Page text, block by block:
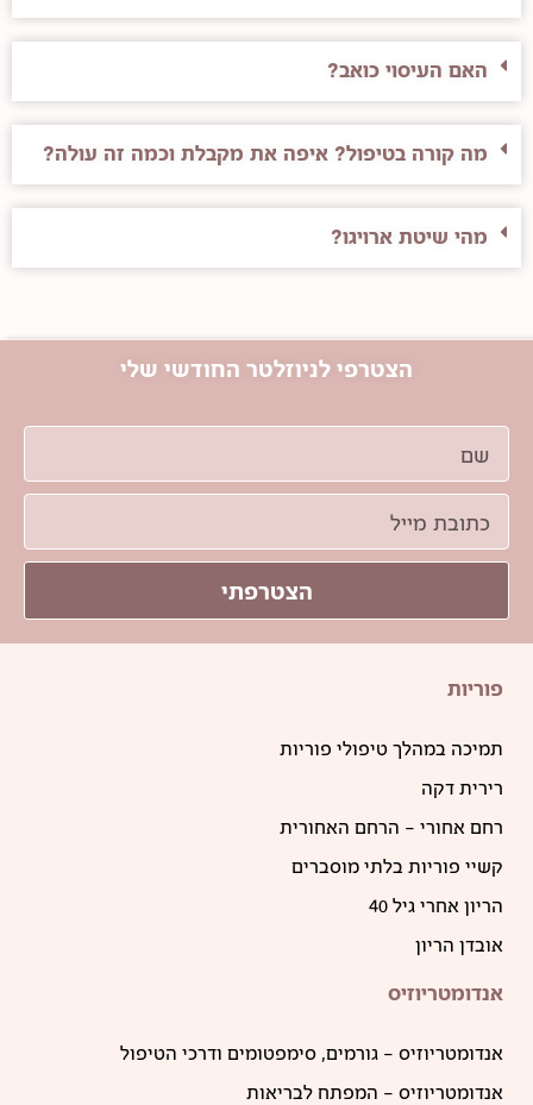
האם העיסוי כואב?
מה קורה בטיפול? איפה את מקבלת וכמה זה עולה?
מהי שיטת ארויגו?
הצטרפי לניוזלטר החודשי שלי
הצטרפתי
פוריות
תמיכה במהלך טיפולי פוריות
רירית דקה
רחם אחורי – הרחם האחורית
קשיי פוריות בלתי מוסברים
הריון אחרי גיל 40
אובדן הריון
אנדומטריוזיס
אנדומטריוזיס – גורמים, סימפטומים ודרכי הטיפול
אנדומטריוזיס – המפתח לבריאות